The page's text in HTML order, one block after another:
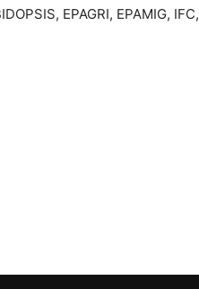
EPAGRI, EPAMIG, IFC,